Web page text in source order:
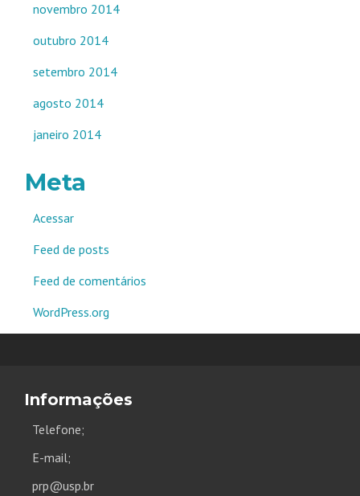
novembro 2014
outubro 2014
setembro 2014
agosto 2014
janeiro 2014
Meta
Acessar
Feed de posts
Feed de comentários
WordPress.org
Informações
Telefone;
E-mail;
prp@usp.br